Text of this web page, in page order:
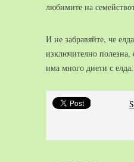
любимите на
И не забравяйте, че
изключително полезна,
има много диети с елда.